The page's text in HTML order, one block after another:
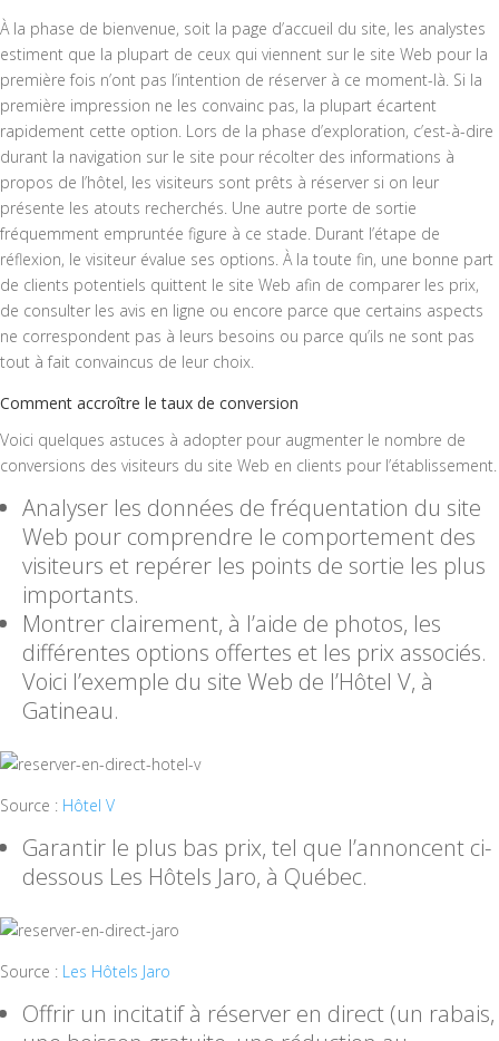
À la phase de bienvenue, soit la page d’accueil du site, les analystes
estiment que la plupart de ceux qui viennent sur le site Web pour la
première fois n’ont pas l’intention de réserver à ce moment-là. Si la
première impression ne les convainc pas, la plupart écartent
rapidement cette option. Lors de la phase d’exploration, c’est-à-dire
durant la navigation sur le site pour récolter des informations à
propos de l’hôtel, les visiteurs sont prêts à réserver si on leur
présente les atouts recherchés. Une autre porte de sortie
fréquemment empruntée figure à ce stade. Durant l’étape de
réflexion, le visiteur évalue ses options. À la toute fin, une bonne part
de clients potentiels quittent le site Web afin de comparer les prix,
de consulter les avis en ligne ou encore parce que certains aspects
ne correspondent pas à leurs besoins ou parce qu’ils ne sont pas
tout à fait convaincus de leur choix.
Comment accroître le taux de conversion
Voici quelques astuces à adopter pour augmenter le nombre de
conversions des visiteurs du site Web en clients pour l’établissement.
Analyser les données de fréquentation du site
Web pour comprendre le comportement des
visiteurs et repérer les points de sortie les plus
importants.
Montrer clairement, à l’aide de photos, les
différentes options offertes et les prix associés.
Voici l’exemple du site Web de l’Hôtel V, à
Gatineau.
Source : Hôtel V
Garantir le plus bas prix, tel que l’annoncent ci-
dessous Les Hôtels Jaro, à Québec.
Source : Les Hôtels Jaro
Offrir un incitatif à réserver en direct (un rabais,